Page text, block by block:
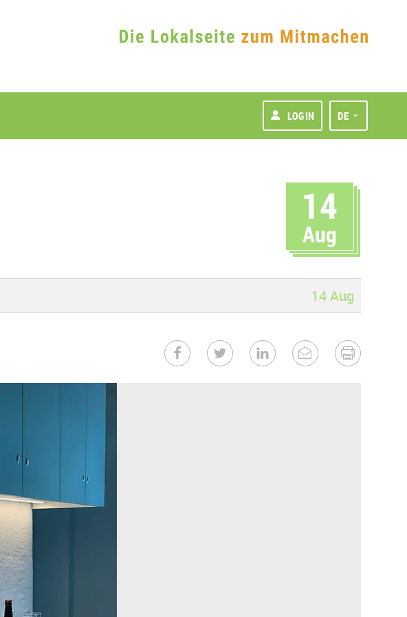
LOGIN DE
14
Aug
14 Aug